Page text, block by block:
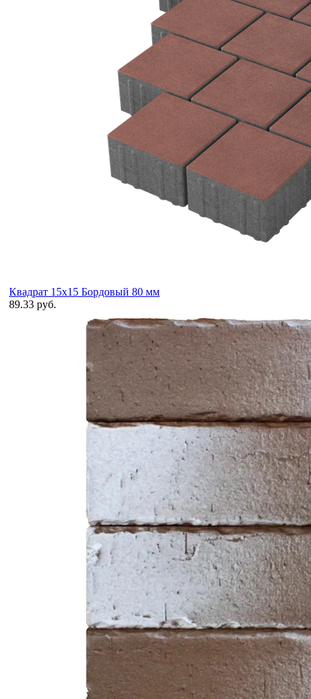
Квадрат 15х15 Бордовый 80 мм
89.33 руб.